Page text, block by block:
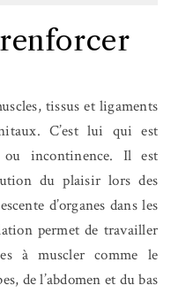
tissus et ligaments
C’est lui qui est
ou incontinence. Il est
du plaisir lors des
d’organes dans les
permet de travailler
à muscler comme le
de l’abdomen et du bas